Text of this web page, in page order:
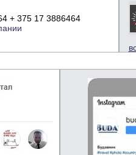
+ 375 17 3886464